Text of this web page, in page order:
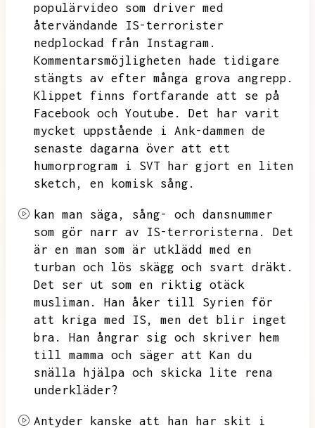
populärvideo som driver med
återvändande IS-terrorister
nedplockad från Instagram.
Kommentarsmöjligheten hade tidigare
stängts av efter många grova angrepp.
Klippet finns fortfarande att se på
Facebook och Youtube.
Det har varit
mycket uppstående i Ank-dammen de
senaste dagarna över att ett
humorprogram i SVT har gjort en liten
sketch,
en komisk sång.
kan man säga,
sång- och dansnummer
som gör narr av IS-terroristerna.
Det
är en man som är utklädd med en
turban och lös skägg och svart dräkt.
Det ser ut som en riktig otäck
musliman.
Han åker till Syrien för
att kriga med IS,
men det blir inget
bra.
Han ångrar sig och skriver hem
till mamma och säger att Kan du
snälla hjälpa och skicka lite rena
underkläder?
Antyder kanske att han har skit i